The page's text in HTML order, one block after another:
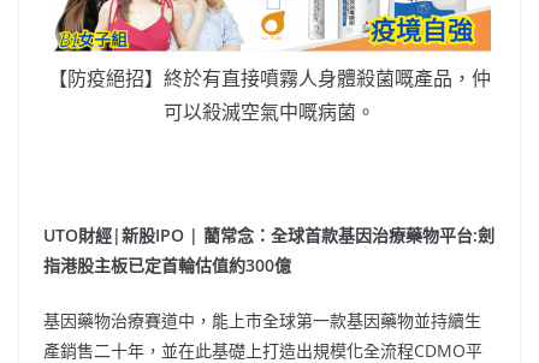
【防疫絕招】終於有直接噴霧人身體殺菌嘅產品，仲
可以殺滅空氣中嘅病菌。
UTO財經|新股IPO | 藺常念： 全球首款基因治療藥物平台:劍
指港股主板已定首輪估值約300億
基因藥物治療賽道中，能上市全球第一款基因藥物並持續生
產銷售二十年，並在此基礎上打造出規模化全流程CDMO平